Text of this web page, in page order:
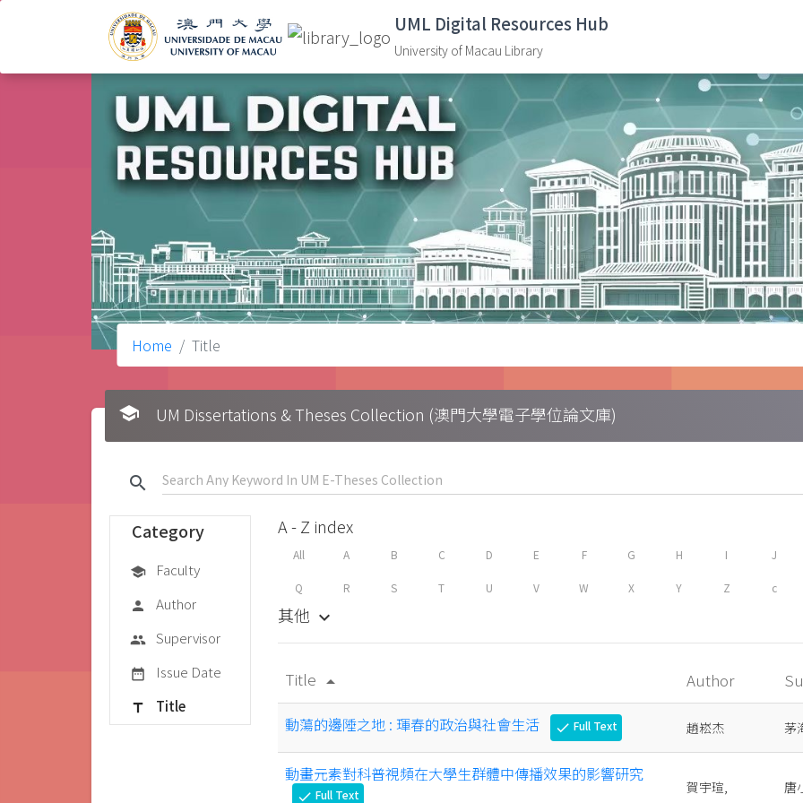
UML Digital Resources Hub
University of Macau Library
Home Title
school UM Dissertations & Theses Collection (澳門大學電子學位論文庫)
search
Category
school Faculty
person Author
group Supervisor
date_range Issue Date
title Title
A - Z index
All A B C D E F G H I J
Q R S T U V W X Y Z c
其他 keyboard_arrow_down
Title arrow_drop_up Author
動蕩的邊陲之地 : 琿春的政治與社會生活 check Full Text 趙崧杰 茅
動畫元素對科普視頻在大學生群體中傳播效果的影響研究
check Full Text 賀宇瑄, 唐